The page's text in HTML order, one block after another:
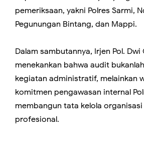
pemeriksaan, yakni Polres Sarmi,
Pegunungan Bintang, dan Mappi.
Dalam sambutannya, Irjen Pol. Dwi
menekankan bahwa audit
kegiatan administratif, melainkan
komitmen pengawasan internal
membangun tata kelola
profesional.